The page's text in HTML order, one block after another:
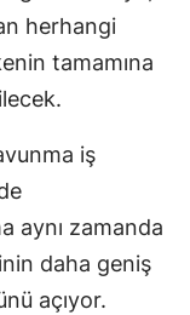
herhangi
tamamına
iş
aynı zamanda
daha geniş
açıyor.